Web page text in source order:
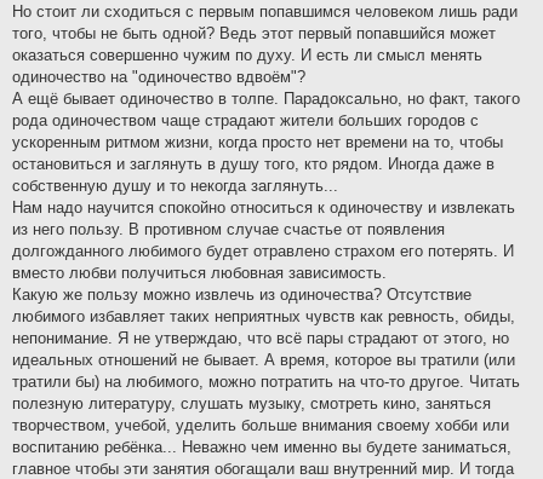
Но стоит ли сходиться с первым попавшимся человеком лишь ради
того, чтобы не быть одной? Ведь этот первый попавшийся может
оказаться совершенно чужим по духу. И есть ли смысл менять
одиночество на "одиночество вдвоём"?
А ещё бывает одиночество в толпе. Парадоксально, но факт, такого
рода одиночеством чаще страдают жители больших городов с
ускоренным ритмом жизни, когда просто нет времени на то, чтобы
остановиться и заглянуть в душу того, кто рядом. Иногда даже в
собственную душу и то некогда заглянуть...
Нам надо научится спокойно относиться к одиночеству и извлекать
из него пользу. В противном случае счастье от появления
долгожданного любимого будет отравлено страхом его потерять. И
вместо любви получиться любовная зависимость.
Какую же пользу можно извлечь из одиночества? Отсутствие
любимого избавляет таких неприятных чувств как ревность, обиды,
непонимание. Я не утверждаю, что всё пары страдают от этого, но
идеальных отношений не бывает. А время, которое вы тратили (или
тратили бы) на любимого, можно потратить на что-то другое. Читать
полезную литературу, слушать музыку, смотреть кино, заняться
творчеством, учебой, уделить больше внимания своему хобби или
воспитанию ребёнка... Неважно чем именно вы будете заниматься,
главное чтобы эти занятия обогащали ваш внутренний мир. И тогда